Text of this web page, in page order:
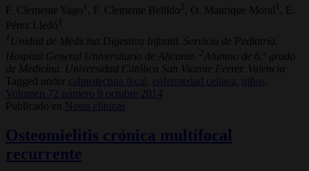
F. Clemente Yago 1 , F. Clemente Bellido , O. Manrique Moral 1
, E.
Pérez Lledó 1
1 Unidad de Medicina Digestiva Infantil. Servicio de Pediatría.
Hospital General Universitario de Alicante.
2 Alumno de 6.º grado
de Medicina. Universidad Católica San Vicente Ferrer. Valencia
Tagged under
calprotectina fecal, enfermedad celiaca,
niños,
Volumen 72 número 9 octubre 2014
Publicado en
Notas clínicas
Osteomielitis crónica multifocal
recurrente